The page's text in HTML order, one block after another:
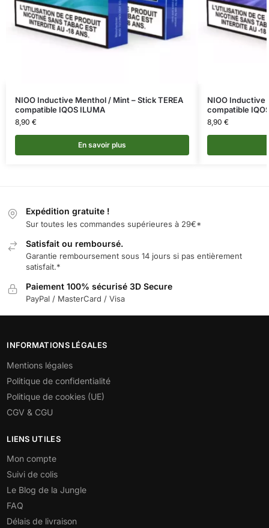
NIOO Inductive Menthol / Mint – Stick TEREA
compatible IQOS ILUMA
8,90€
En savoir plus
NIOO Inductive
compatible
8,90€
Expédition gratuite !
Sur toutes les commandes supérieures à 29€*
Satisfait ou remboursé.
Garantie remboursement sous 14 jours si pas entièrement
satisfait.*
Paiement 100% sécurisé 3D Secure
PayPal / MasterCard / Visa
INFORMATIONS LÉGALES
Mentions légales
Politique de confidentialité
Politique de cookies (UE)
CGV & CGU
LIENS UTILES
Mon compte
Suivi de colis
Le Blog de la Jungle
FAQ
Délais de livraison